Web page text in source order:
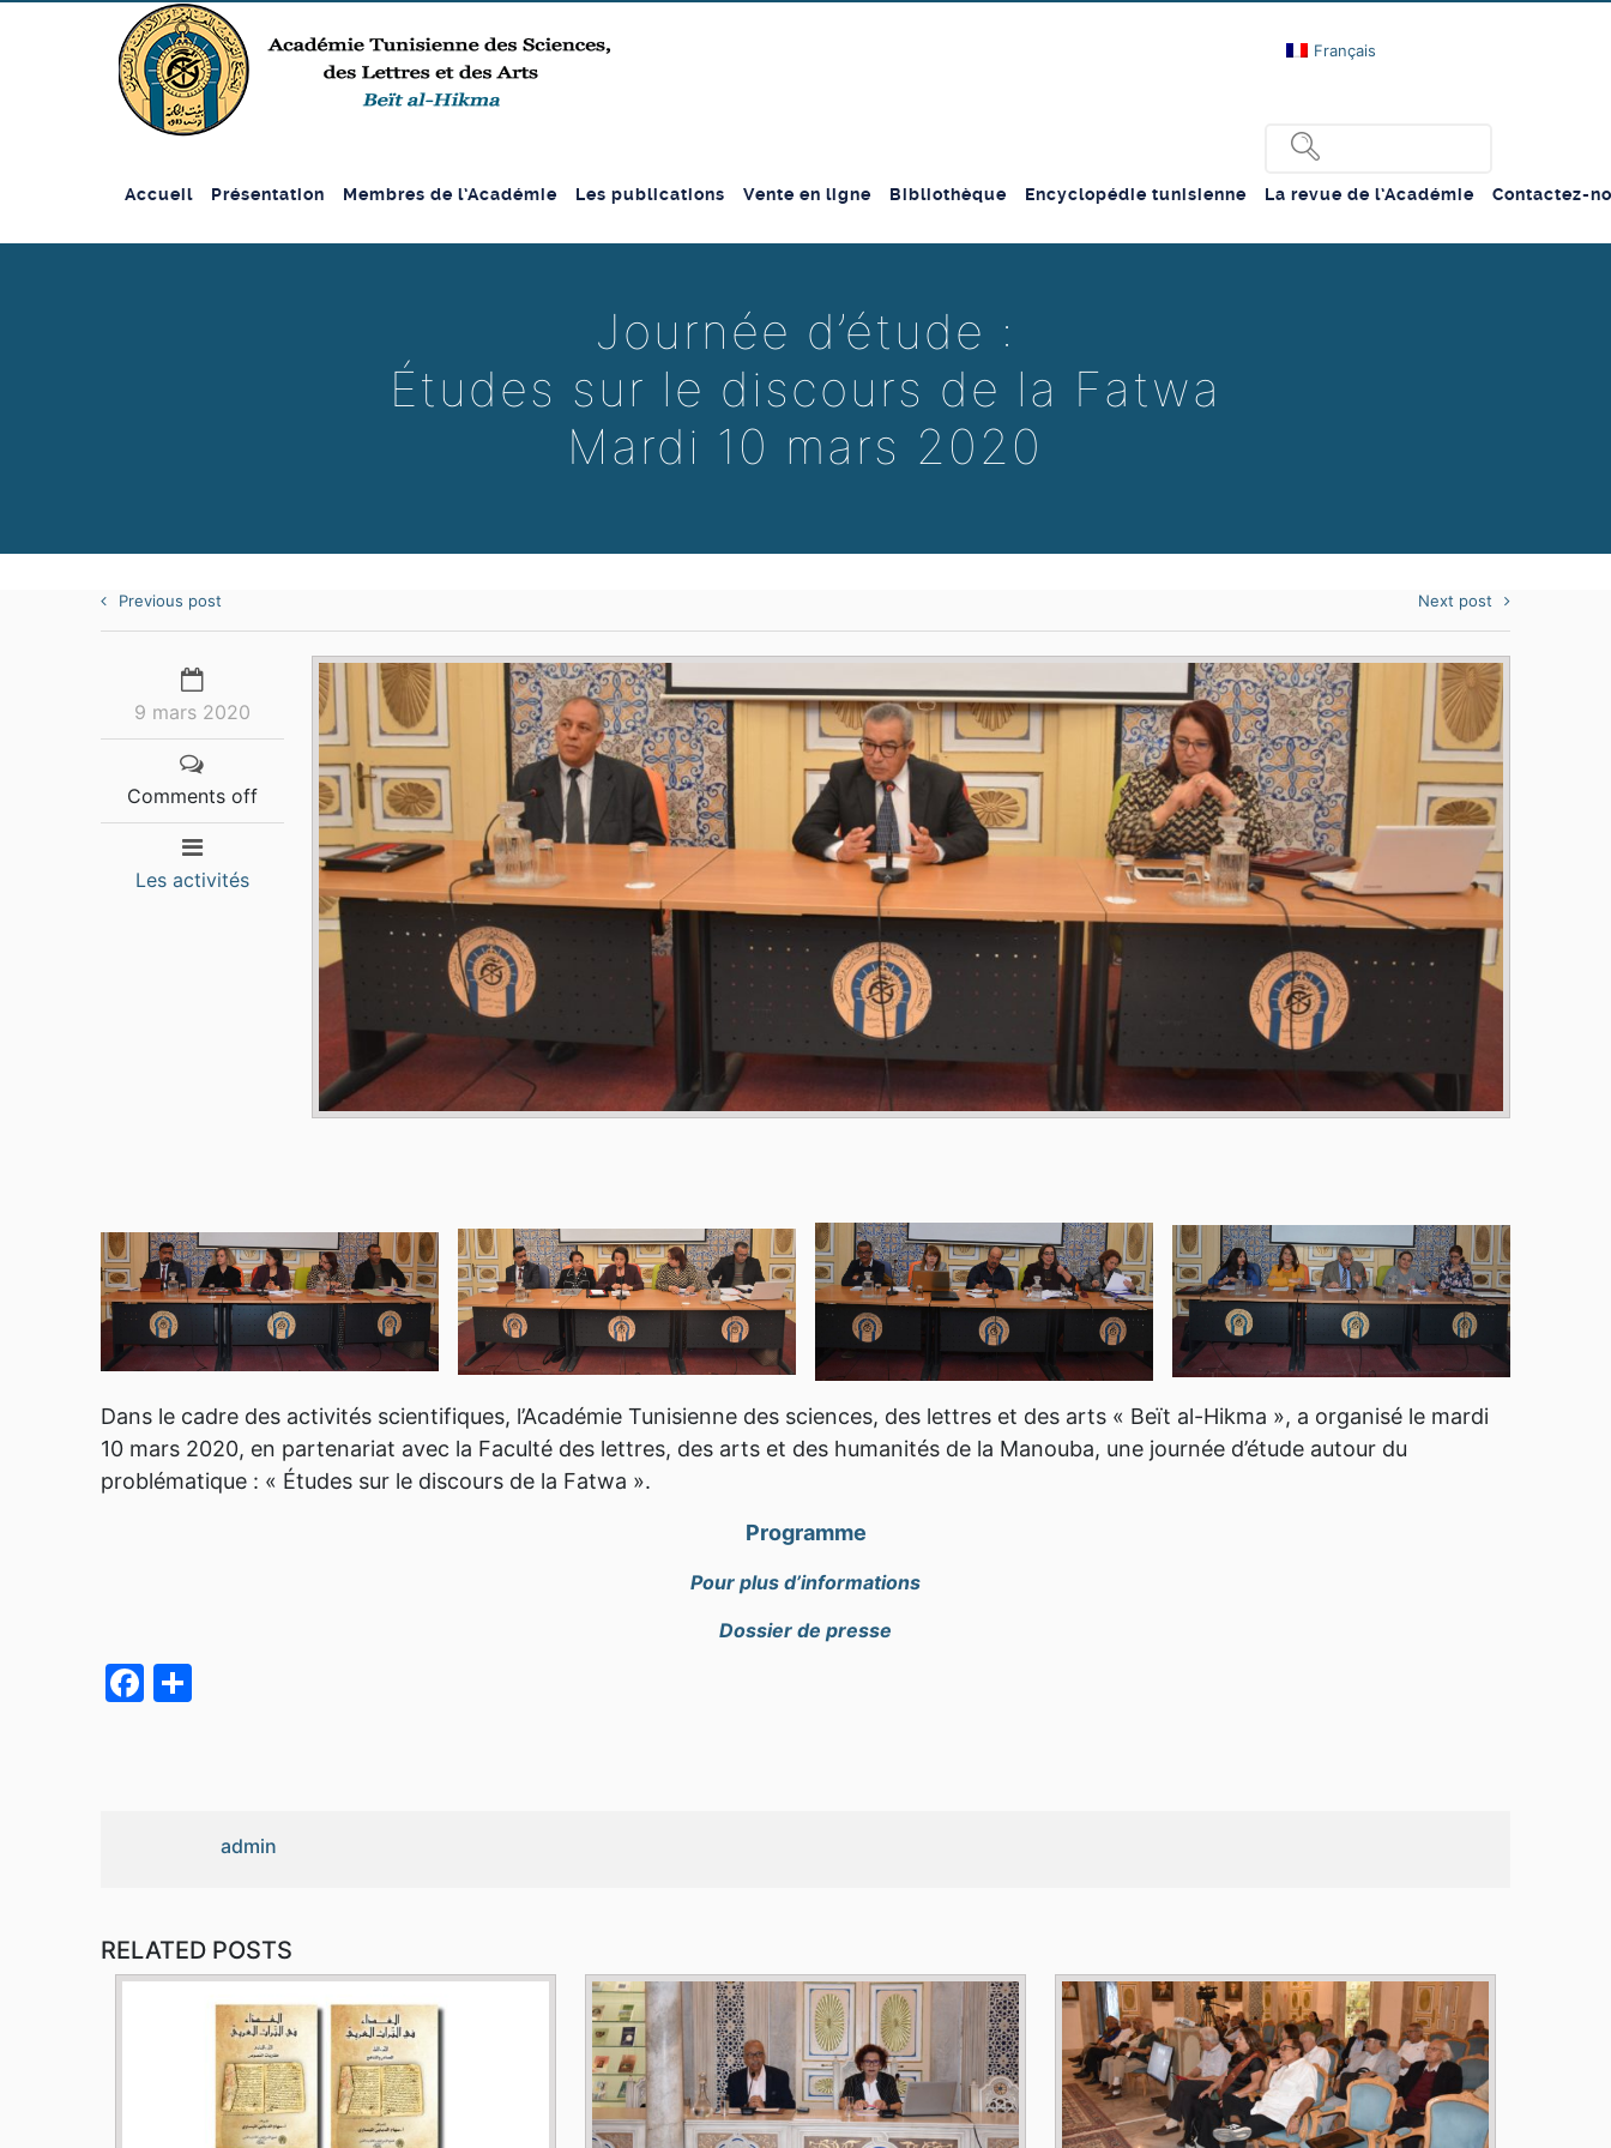
Français
Accueil Présentation Membres de l’Académie Les publications Vente en ligne Bibliothèque Encyclopédie tunisienne La revue de l’Académie Contactez-
Journée d’étude :
Études sur le discours de la Fatwa
Mardi 10 mars 2020
Previous post Next post
9 mars 2020
Comments off
Les activités
Dans le cadre des activités scientifiques, l’Académie Tunisienne des sciences, des lettres et des arts « Beït al-Hikma », a organisé le mardi
10 mars 2020, en partenariat avec la Faculté des lettres, des arts et des humanités de la Manouba, une journée d’étude autour du
problématique : « Études sur le discours de la Fatwa ».
Programme
Pour plus d’informations
Dossier de presse
Facebook
admin
RELATED POSTS